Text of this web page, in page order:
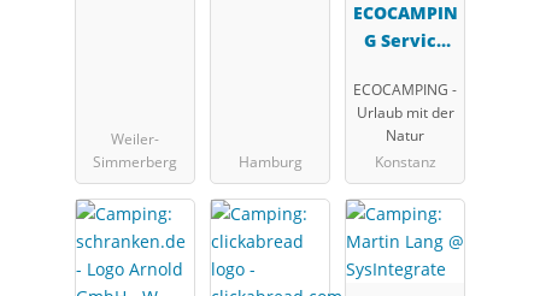
Weiler-
Simmerberg
Hamburg
ECOCAMPIN
G Service
ECOCAMPING -
Urlaub mit der
Natur
Konstanz